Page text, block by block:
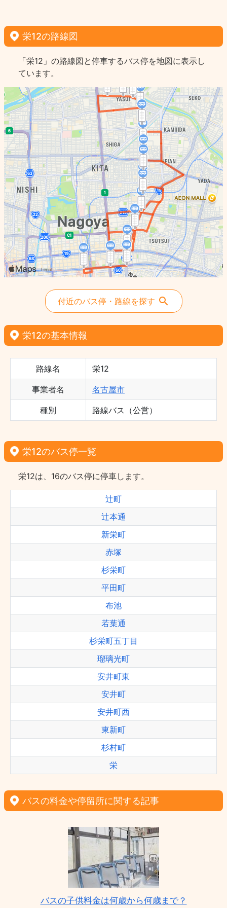
栄12の路線図
「栄12」の路線図と停車するバス停を地図に表示し
ています。
付近のバス停・路線を探す
栄12の基本情報
路線名 栄12
事業者名 名古屋市
種別 路線バス（公営）
栄12のバス停一覧
栄12は、16のバス停に停車します。
辻町
辻本通
新栄町
赤塚
杉栄町
平田町
布池
若葉通
杉栄町五丁目
瑠璃光町
安井町東
安井町
安井町西
東新町
杉村町
栄
バスの料金や停留所に関する記事
バスの子供料金は何歳から何歳まで？